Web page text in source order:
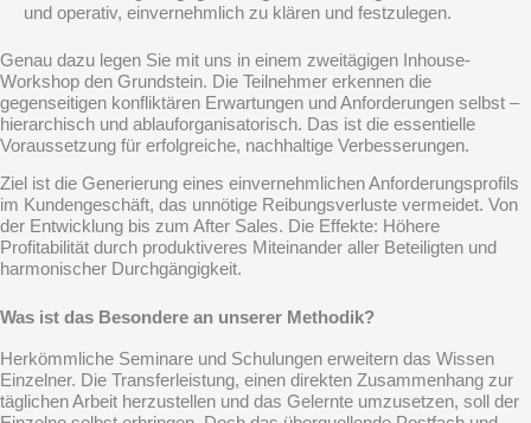
und operativ, einvernehmlich zu klären und festzulegen.
Genau dazu legen Sie mit uns in einem zweitägigen Inhouse-
Workshop den Grundstein. Die Teilnehmer erkennen die
gegenseitigen konfliktären Erwartungen und Anforderungen selbst –
hierarchisch und ablauforganisatorisch. Das ist die essentielle
Voraussetzung für erfolgreiche, nachhaltige Verbesserungen.
Ziel ist die Generierung eines einvernehmlichen Anforderungsprofils
im Kundengeschäft, das unnötige Reibungsverluste vermeidet. Von
der Entwicklung bis zum After Sales. Die Effekte: Höhere
Profitabilität durch produktiveres Miteinander aller Beteiligten und
harmonischer Durchgängigkeit.
Was ist das Besondere an unserer Methodik?
Herkömmliche Seminare und Schulungen erweitern das Wissen
Einzelner. Die Transferleistung, einen direkten Zusammenhang zur
täglichen Arbeit herzustellen und das Gelernte umzusetzen, soll der